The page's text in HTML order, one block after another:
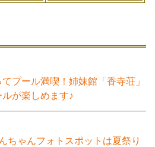
プール満喫！姉妹館「香寺荘」
が楽しめます♪
ちゃんフォトスポットは夏祭り